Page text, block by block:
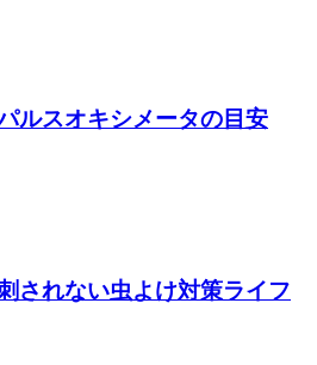
ルスオキシメータの目安
されない虫よけ対策ライフ